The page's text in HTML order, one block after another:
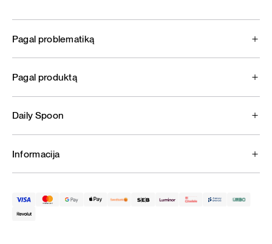
Pagal problematiką
Pagal produktą
Daily Spoon
Informacija